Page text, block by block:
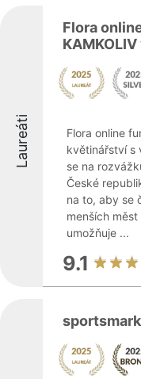
Laureáti
Flora
Flora online
květinářství s
se na
České
na to, aby se
menších
umožňuje ...
9.1